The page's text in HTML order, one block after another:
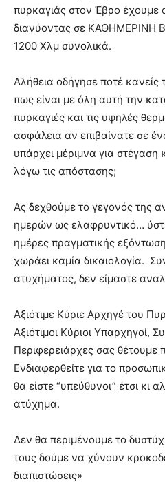
πυρκαγιάς στον Έβρο έχουμε
διανύοντας σε ΚΑΘΗΜΕΡΙΝΗ
1200 Χλμ συνολικά.
Αλήθεια οδήγησε ποτέ κανείς
πως είναι με όλη αυτή την
πυρκαγιές και τις υψηλές
ασφάλεια αν επιβαίνατε σε
υπάρχει μέριμνα για
λόγω τις απόστασης;
Ας δεχθούμε το γεγονός της
ημερών ως ελαφρυντικό…
ημέρες πραγματικής
χωράει καμία δικαιολογία.
ατυχήματος, δεν είμαστε
Αξιότιμε Κύριε Αρχηγέ του
Αξιότιμοι Κύριοι Υπαρχηγοί,
Περιφερειάρχες σας
Ενδιαφερθείτε για το
θα είστε “υπεύθυνοι” έτσι κι
ατύχημα.
Δεν θα περιμένουμε το
τους δούμε να χύνουν
διαπιστώσεις»